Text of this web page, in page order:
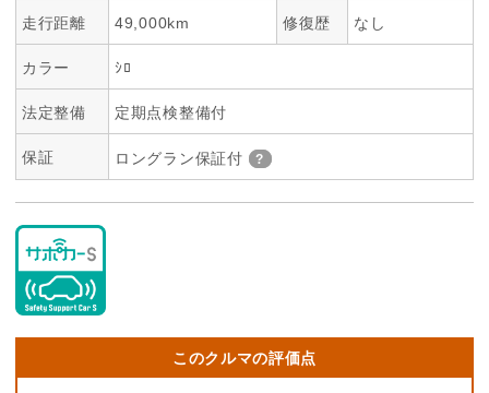
走行距離 49,000km 修復歴 なし
カラー ｼﾛ
法定整備 定期点検整備付
保証 ロングラン保証付
このクルマの評価点